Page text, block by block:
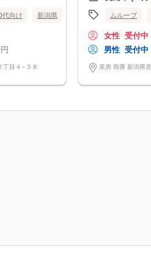
代向け 新潟県 見附市
丁目４−３８
ムルーブ
女性 受付中
男性 受付中
茶房 雨霽 新潟県